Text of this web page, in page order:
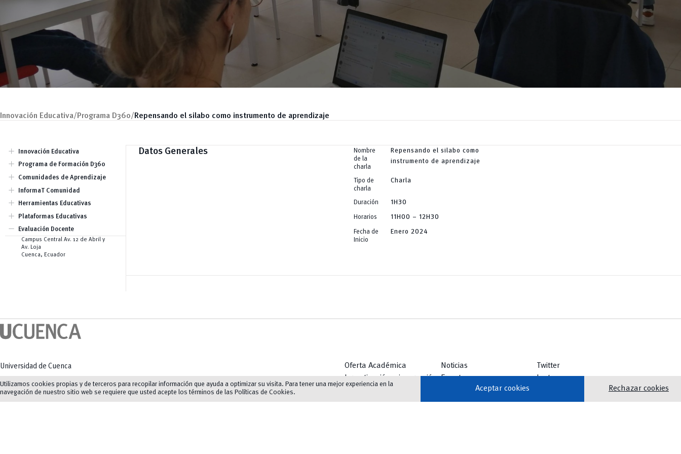
Innovación Educativa/ Programa D360/ Repensando el silabo como instrumento de aprendizaje
Innovación Educativa
add
Equipo
Programa de Formación D360
add
Jornadas
Talleres / Capacitaciones
Comunidades de Aprendizaje
add
Charlas Conversatorios
InformaT Comunidad
add
Publicaciones
Herramientas Educativas
add
Búsqueda de Información
Creación de Contenidos
Audiovisuales
Creación de Imágenes
Generación Automática de Texto
Generación y Análisis de Código
Plataformas Educativas
add
Odilo
eNova
eNova MOOC
Evaluación Docente
remove
Campus Central Av. 12 de Abril y
Av. Loja
Cuenca, Ecuador
Datos Generales
Nombre
de la
charla
Repensando el silabo como
instrumento de aprendizaje
Tipo de
charla
Charla
Duración 1H30
Horarios 11H00 – 12H30
Fecha de
Inicio
Enero 2024
Universidad de Cuenca
Av. 12 de Abril y Agustín Cueva
Tel: (07) 413 4520
Oferta Académica
Investigación e innovación
Innovación Educativa
Vinculación
Noticias
Eventos
Servicios
Twitter
Instagram
Youtube
Utilizamos cookies propias y de terceros para recopilar información que ayuda a optimizar su visita. Para tener una mejor experiencia en la
navegación de nuestro sitio web se requiere que usted acepte los términos de las Políticas de Cookies. Aceptar cookies Rechazar cookies